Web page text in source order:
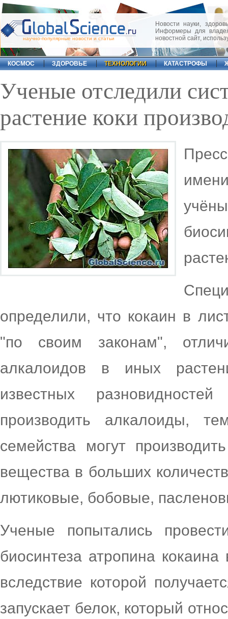
научно-популярные новости и статьи
Новости науки,
Информеры для
новостной сайт,
КОСМОС ЗДОРОВЬЕ ТЕХНОЛОГИИ КАТАСТРОФЫ
Ученые отследили
растение коки
определили, что кокаин в
"по своим законам",
алкалоидов в иных
известных
производить алкалоиды,
семейства могут
вещества в больших
лютиковые, бобовые,
Ученые попытались
биосинтеза атропина
вследствие которой
запускает белок, который